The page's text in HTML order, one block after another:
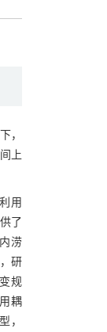
，
上
用
了
涝
研
规
耦
，